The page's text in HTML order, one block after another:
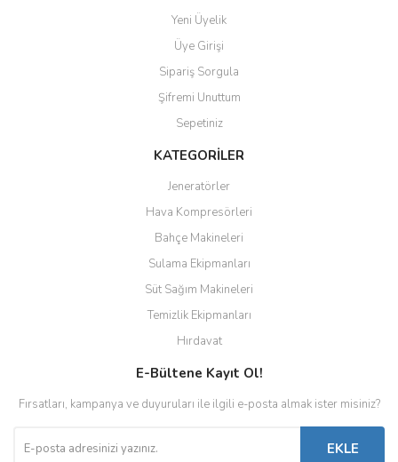
Yeni Üyelik
Üye Girişi
Sipariş Sorgula
Şifremi Unuttum
Sepetiniz
KATEGORİLER
Jeneratörler
Hava Kompresörleri
Bahçe Makineleri
Sulama Ekipmanları
Süt Sağım Makineleri
Temizlik Ekipmanları
Hırdavat
E-Bültene Kayıt Ol!
Fırsatları, kampanya ve duyuruları ile ilgili e-posta almak ister misiniz?
EKLE